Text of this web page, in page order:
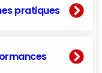
pratiques